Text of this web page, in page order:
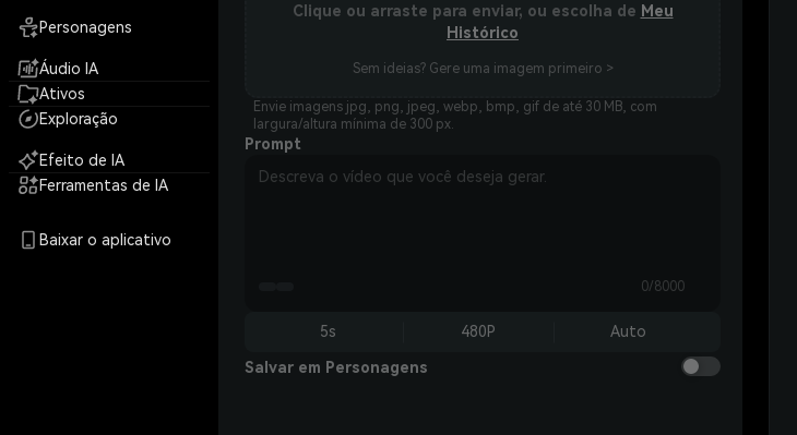
Personagens
Áudio IA
Ativos
Exploração
Efeito de IA
Ferramentas de IA
Baixar o aplicativo
Clique ou arraste para enviar, ou escolha de Meu
Histórico
Sem ideias? Gere uma imagem primeiro >
Envie imagens jpg, png, jpeg, webp, bmp, gif de até 30 MB, com
largura/altura mínima de 300 px.
Prompt
0/8000
5s 480P Auto
Salvar em Personagens